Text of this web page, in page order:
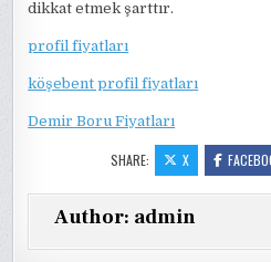
dikkat etmek şarttır.
profil fiyatları
köşebent profil fiyatları
Demir Boru Fiyatları
SHARE: X
Author: admin